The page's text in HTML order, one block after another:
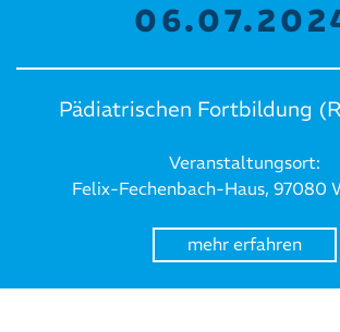
Pädiatrischen Fortbildung
Veranstaltungsort:
Felix-Fechenbach-Haus, 97080
mehr erfahren